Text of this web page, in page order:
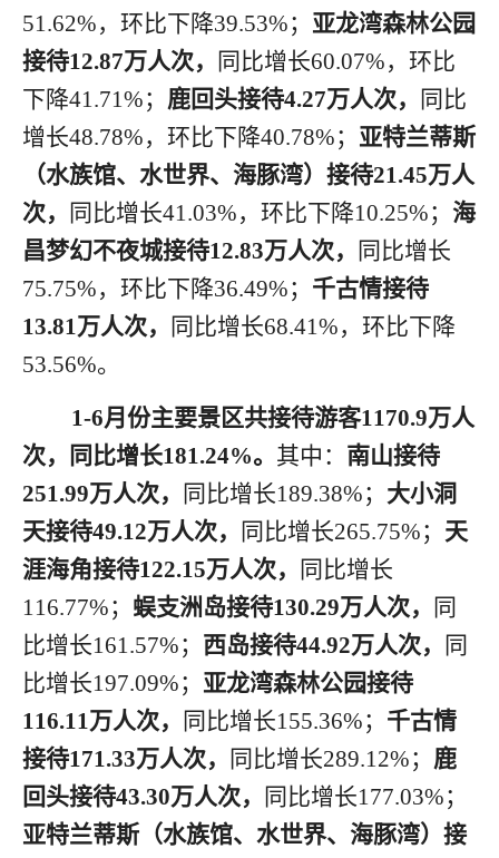
51.62%，环比下降39.53%； 亚龙湾森林公园
接待12.87万人次， 同比增长60.07%，环比
下降41.71%； 鹿回头接待4.27万人次，
同比
增长48.78%，环比下降40.78%； 亚特兰蒂斯
（水族馆、水世界、海豚湾）接待21.45万人
次，
同比增长41.03%， 环比下降10.25%； 海
昌梦幻不夜城接待12.83万人次，
同比增长
75.75%， 环比下降36.49%； 千古情接待
13.81万人次， 同比增长68.41%， 环比下降
53.56%。
1-6月 份主要景区共接待游客1170.9万人
次，同比增长181.24%。 其中： 南山接待
251.99万人次， 同比增长189.38%； 大小洞
天接待49.12万人次， 同比增长265.75%； 天
涯海角接待122.15万人次， 同比增长
116.77%； 蜈支洲岛接待130.29万人次，
同
比增长161.57%； 西岛接待44.92万人次，
同
比增长197.09%； 亚龙湾森林公园接待
116.11万人次， 同比增长155.36%； 千古情
接待171.33万人次， 同比增长289.12%； 鹿
回头接待43.30万人次， 同比增长177.03%；
亚特兰蒂斯（水族馆、水世界、海豚湾）接